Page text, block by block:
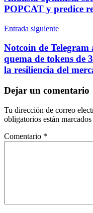
entradas
POPCAT y predice
Entrada siguiente
Notcoin de
quema de tokens de
la resiliencia del
Dejar un comentario
Tu dirección de correo
obligatorios están marcados
Comentario *